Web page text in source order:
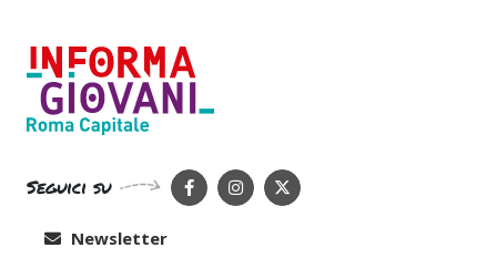
Seguici su
Newsletter